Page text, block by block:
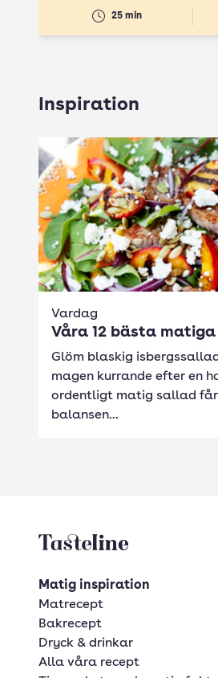
25 min
Inspiration
Vardag
Våra 12 bästa
Glöm blaskig
magen kurrande efter en
ordentligt matig sallad
balansen...
Tasteline startsida
Matig inspiration
Matrecept
Bakrecept
Dryck & drinkar
Alla våra recept